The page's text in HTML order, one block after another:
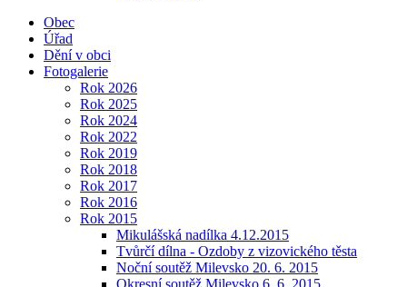
Obec
Úřad
Dění v obci
Fotogalerie
Rok 2026
Rok 2025
Rok 2024
Rok 2022
Rok 2019
Rok 2018
Rok 2017
Rok 2016
Rok 2015
Mikulášská nadílka 4.12.2015
Tvůrčí dílna - Ozdoby z vizovického těsta
Noční soutěž Milevsko 20. 6. 2015
Okresní soutěž Milevsko 6. 6. 2015